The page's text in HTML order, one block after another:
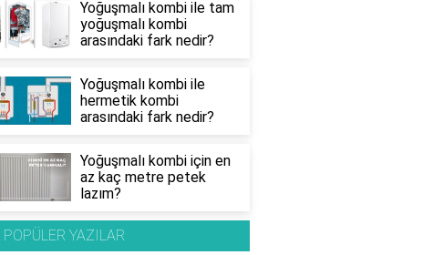
Yoğuşmalı kombi ile tam
yoğuşmalı kombi
arasındaki fark nedir?
Yoğuşmalı kombi ile
hermetik kombi
arasındaki fark nedir?
Yoğuşmalı kombi için en
az kaç metre petek
lazım?
POPÜLER YAZILAR